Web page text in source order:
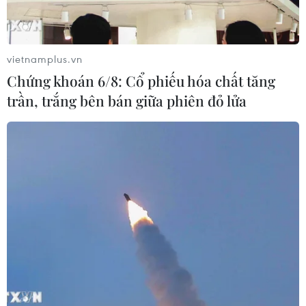
06/08/2026 08:36
Xăng dầu trong nước đồng loạt giảm,
E10RON95-III xuống còn 22.324
đồng/lít
Hàn Quốc mở rộng điều tra nghi vấn
vietnamplus.vn
Chứng khoán 6/8: Cổ phiếu hóa chất tăng
trần, trắng bên bán giữa phiên đỏ lửa